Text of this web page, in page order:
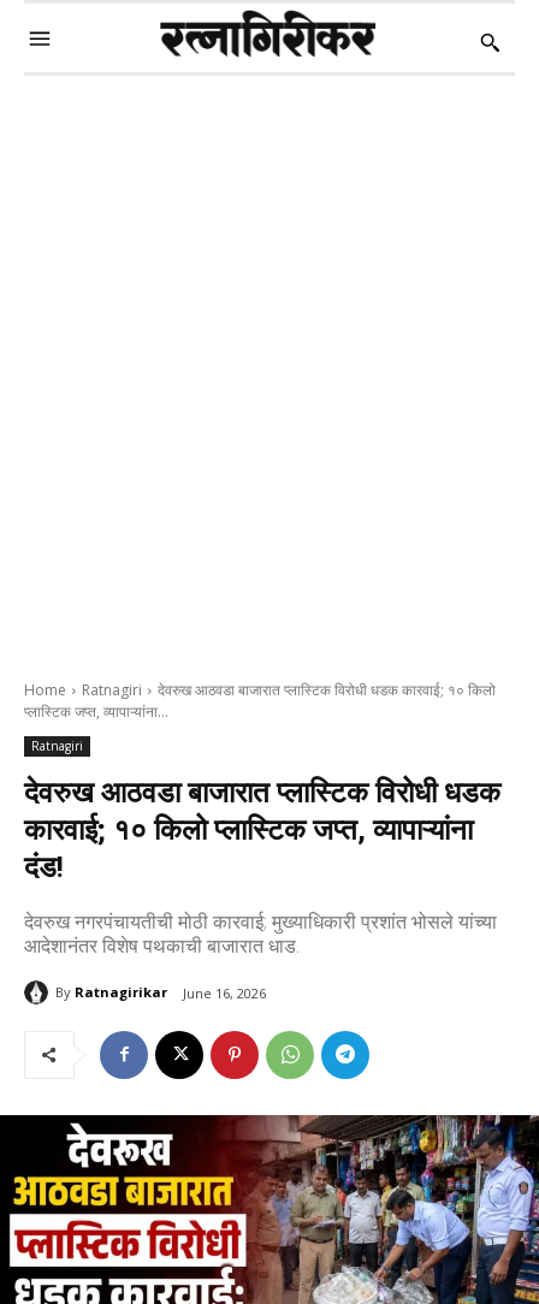
Home Ratnagiri
देवरुख आठवडा बाजारात प्लास्टिक विरोधी धडक कारवाई; १० किलो
प्लास्टिक जप्त, व्यापाऱ्यांना...
Ratnagiri
देवरुख आठवडा बाजारात प्लास्टिक विरोधी धडक
कारवाई; १० किलो प्लास्टिक जप्त, व्यापाऱ्यांना
दंड!
देवरुख नगरपंचायतीची मोठी कारवाई; मुख्याधिकारी प्रशांत भोसले यांच्या
आदेशानंतर विशेष पथकाची बाजारात धाड.
By Ratnagirikar June 16, 2026